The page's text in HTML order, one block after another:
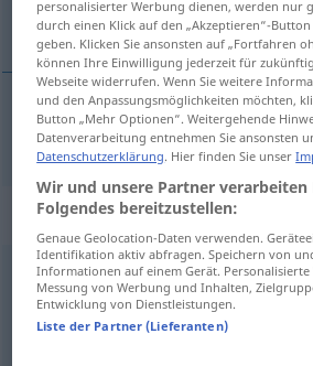
derved
derved dadurch
Synonyme für
damit,indem,hiermit,hierbei,
personalisierter Werbung dienen, werden nur
durch einen Klick auf den „Akzeptieren“-
geben. Klicken Sie ansonsten auf „Fortfahren
können Ihre Einwilligung jederzeit für
Webseite widerrufen. Wenn Sie weitere
und den Anpassungsmöglichkeiten möchten,
Button „Mehr Optionen“. Weitergehende
Datenverarbeitung entnehmen Sie ansonsten
Datenschutzerklärung. Hier finden Sie unser
Wir und unsere Partner verarbeiten
Folgendes bereitzustellen:
Genaue Geolocation-Daten verwenden.
Identifikation aktiv abfragen. Speichern von
Informationen auf einem Gerät.
Messung von Werbung und Inhalten,
Entwicklung von Dienstleistungen.
Liste der Partner (Lieferanten)